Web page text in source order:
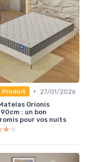
Produit •
27/01/2026
Orionis
: un bon
pour vos nuits